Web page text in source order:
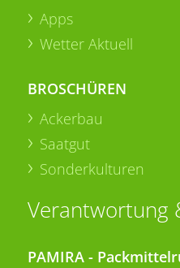
Apps
Wetter Aktuell
BROSCHÜREN
Ackerbau
Saatgut
Sonderkulturen
Verantwortung
PAMIRA -